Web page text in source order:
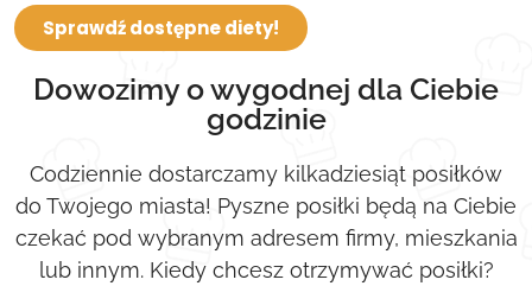
Sprawdź dostępne diety!
Dowozimy o wygodnej dla Ciebie
godzinie
Codziennie dostarczamy kilkadziesiąt posiłków
do Twojego miasta! Pyszne posiłki będą na Ciebie
czekać pod wybranym adresem firmy, mieszkania
lub innym. Kiedy chcesz otrzymywać posiłki?